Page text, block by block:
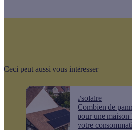
Ceci peut aussi vous intéresser
#solaire
Combien de
pour une maison
votre